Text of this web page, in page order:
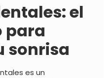
el
para
sonrisa
es un